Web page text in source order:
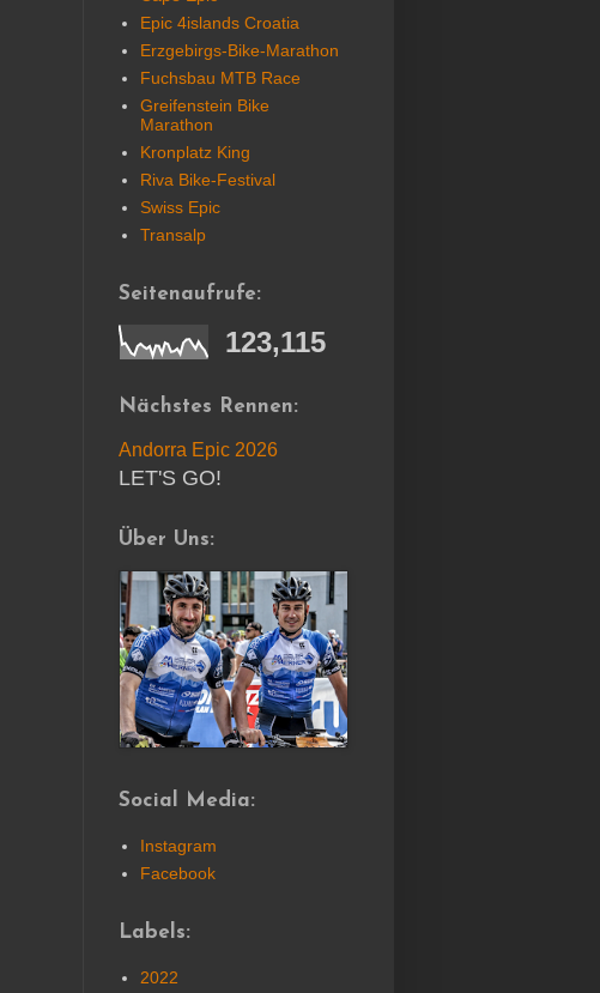
Epic 4islands Croatia
Erzgebirgs-Bike-Marathon
Fuchsbau MTB Race
Greifenstein Bike
Marathon
Kronplatz King
Riva Bike-Festival
Swiss Epic
Transalp
Seitenaufrufe:
123,115
Nächstes Rennen:
Andorra Epic 2026
LET'S GO!
Über Uns:
Social Media:
Instagram
Facebook
Labels:
2022